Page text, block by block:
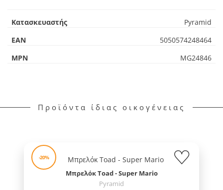
Κατασκευαστής
Pyramid
EAN
5050574248464
MPN
MG24846
Προϊόντα ίδιας οικογένειας
-20%
Μπρελόκ Toad - Super Mario
Pyramid